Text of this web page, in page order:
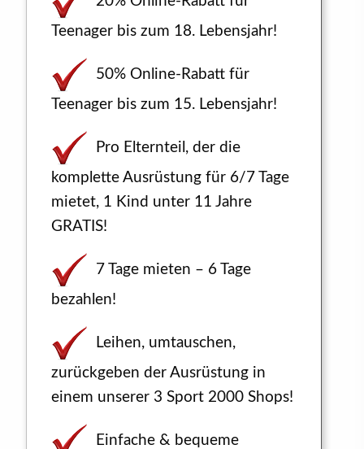
Teenager bis zum 18. Lebensjahr!
50% Online-Rabatt für
Teenager bis zum 15. Lebensjahr!
Pro Elternteil, der die
komplette Ausrüstung für 6/7 Tage
mietet, 1 Kind unter 11 Jahre
GRATIS!
7 Tage mieten – 6 Tage
bezahlen!
Leihen, umtauschen,
zurückgeben der Ausrüstung in
einem unserer 3 Sport 2000 Shops!
Einfache & bequeme